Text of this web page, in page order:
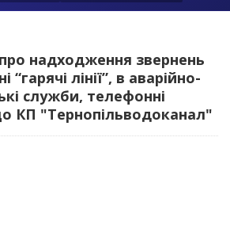
надходження звернень
“гарячі лінії”, в аварійно-
служби, телефонні
КП "Тернопільводоканал"